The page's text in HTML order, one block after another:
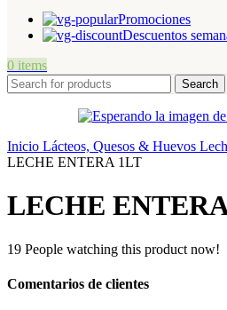
Promociones
Descuentos
0 items
Search
Inicio Lácteos, Quesos & Huevos
LECHE ENTERA 1LT
LECHE
19 People watching this product now!
Comentarios de clientes